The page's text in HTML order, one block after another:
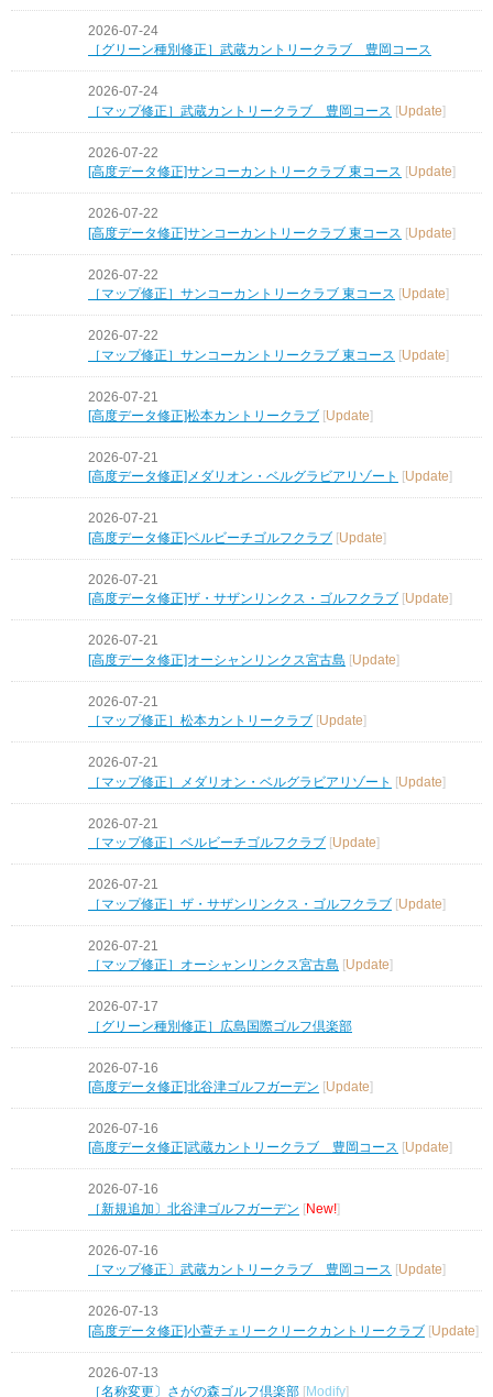
2026-07-24
［グリーン種別修正］武蔵カントリークラブ 豊岡コース
2026-07-24
［マップ修正］武蔵カントリークラブ 豊岡コース [Update]
2026-07-22
[高度データ修正]サンコーカントリークラブ 東コース [Update]
2026-07-22
[高度データ修正]サンコーカントリークラブ 東コース [Update]
2026-07-22
［マップ修正］サンコーカントリークラブ 東コース [Update]
2026-07-22
［マップ修正］サンコーカントリークラブ 東コース [Update]
2026-07-21
[高度データ修正]松本カントリークラブ [Update]
2026-07-21
[高度データ修正]メダリオン・ベルグラビアリゾート
Update
2026-07-21
[高度データ修正]ベルビーチゴルフクラブ [Update]
2026-07-21
[高度データ修正]ザ・サザンリンクス・ゴルフクラブ
Update
2026-07-21
[高度データ修正]オーシャンリンクス宮古島 [Update]
2026-07-21
［マップ修正］松本カントリークラブ
Update
2026-07-21
［マップ修正］メダリオン・ベルグラビアリゾート
[Update]
2026-07-21
［マップ修正］ベルビーチゴルフクラブ [Update]
2026-07-21
［マップ修正］ザ・サザンリンクス・ゴルフクラブ [Update]
2026-07-21
［マップ修正］オーシャンリンクス宮古島 [Update]
2026-07-17
［グリーン種別修正］広島国際ゴルフ倶楽部
2026-07-16
[高度データ修正]北谷津ゴルフガーデン [Update]
2026-07-16
[高度データ修正]武蔵カントリークラブ 豊岡コース
Update
2026-07-16
［新規追加〕北谷津ゴルフガーデン [New!]
2026-07-16
［マップ修正〕武蔵カントリークラブ 豊岡コース
Update
2026-07-13
[高度データ修正]小萱チェリークリークカントリークラブ [Update]
2026-07-13
［名称変更〕さがの森ゴルフ倶楽部
Modify